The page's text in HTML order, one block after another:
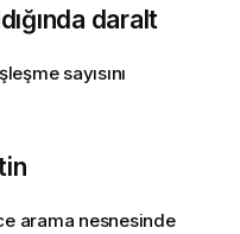
daralt
sayısını
arama nesnesinde